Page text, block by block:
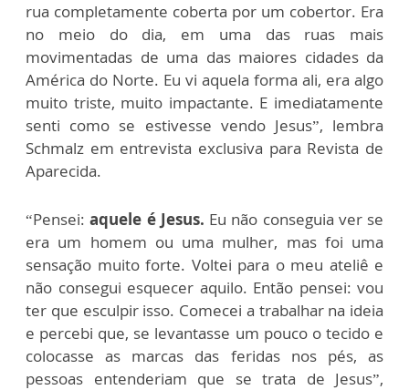
rua completamente coberta por um cobertor. Era
no meio do dia, em uma das ruas mais
movimentadas de uma das maiores cidades da
América do Norte. Eu vi aquela forma ali, era algo
muito triste, muito impactante. E imediatamente
senti como se estivesse vendo Jesus”, lembra
Schmalz em entrevista exclusiva para Revista de
Aparecida.
“Pensei:aquele é Jesus. Eu não conseguia ver se
era um homem ou uma mulher, mas foi uma
sensação muito forte. Voltei para o meu ateliê e
não consegui esquecer aquilo. Então pensei: vou
ter que esculpir isso. Comecei a trabalhar na ideia
e percebi que, se levantasse um pouco o tecido e
colocasse as marcas das feridas nos pés, as
pessoas entenderiam que se trata de Jesus”,